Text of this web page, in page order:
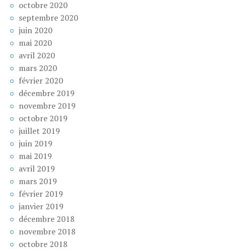
octobre 2020
septembre 2020
juin 2020
mai 2020
avril 2020
mars 2020
février 2020
décembre 2019
novembre 2019
octobre 2019
juillet 2019
juin 2019
mai 2019
avril 2019
mars 2019
février 2019
janvier 2019
décembre 2018
novembre 2018
octobre 2018